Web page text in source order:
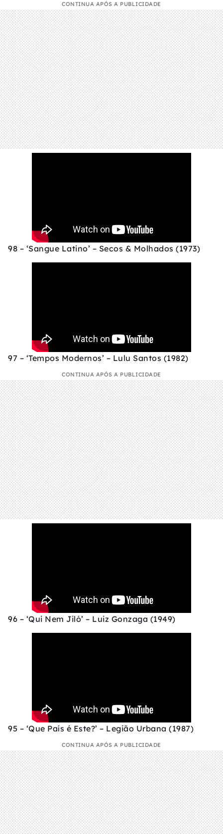
CONTINUA APÓS A PUBLICIDADE
98 – ‘Sangue Latino’ – Secos & Molhados (1973)
97 – ‘Tempos Modernos’ – Lulu Santos (1982)
CONTINUA APÓS A PUBLICIDADE
96 – ‘Qui Nem Jiló’ – Luiz Gonzaga (1949)
95 – ‘Que País é Este?’ – Legião Urbana (1987)
CONTINUA APÓS A PUBLICIDADE